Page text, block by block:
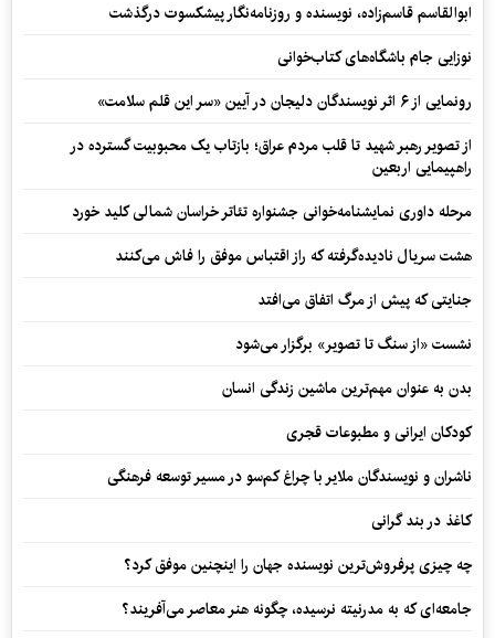
ابوالقاسم قاسم‌زاده، نویسنده و روزنامه‌نگار پیشکسوت درگذشت
نوزایی جام باشگاه‌های کتاب‌خوانی
رونمایی از ۶ اثر نویسندگان دلیجان در آیین «سر این قلم سلامت»
از تصویر رهبر شهید تا قلب مردم عراق؛ بازتاب یک محبوبیت گسترده در
راهپیمایی اربعین
مرحله داوری نمایشنامه‌خوانی جشنواره تئاتر خراسان شمالی کلید خورد
هشت سریال نادیده‌گرفته که راز اقتباس موفق را فاش می‌کنند
جنایتی که پیش از مرگ اتفاق می‌افتد
نشست «از سنگ تا تصویر» برگزار می‌شود
بدن به عنوان مهم‌ترین ماشین زندگی انسان
کودکان ایرانی و مطبوعات قجری
ناشران و نویسندگان ملایر با چراغ کم‌سو در مسیر توسعه فرهنگی
کاغذ در بند گرانی
چه چیزی پرفروش‌ترین نویسنده جهان را اینچنین موفق کرد؟
جامعه‌ای که به مدرنیته نرسیده، چگونه هنر معاصر می‌آفریند؟